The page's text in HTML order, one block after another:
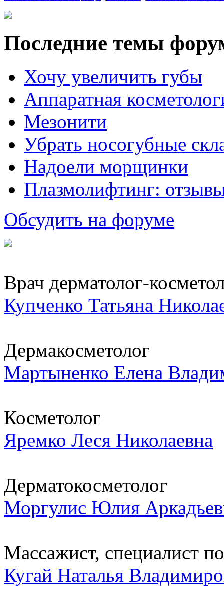
Последние темы
Хочу увеличить губы
Аппаратная
Мезонити
Убрать носогубные
Надоели морщинки
Плазмолифтинг:
Обсудить на форуме
Врач дерматолог-
Купченко Татьяна
Дермакосметолог
Мартыненко Елена
Косметолог
Яремко Леся Николаевна
Дерматокосметолог
Моргулис Юлия
Массажист, специалист
Кугай Наталья